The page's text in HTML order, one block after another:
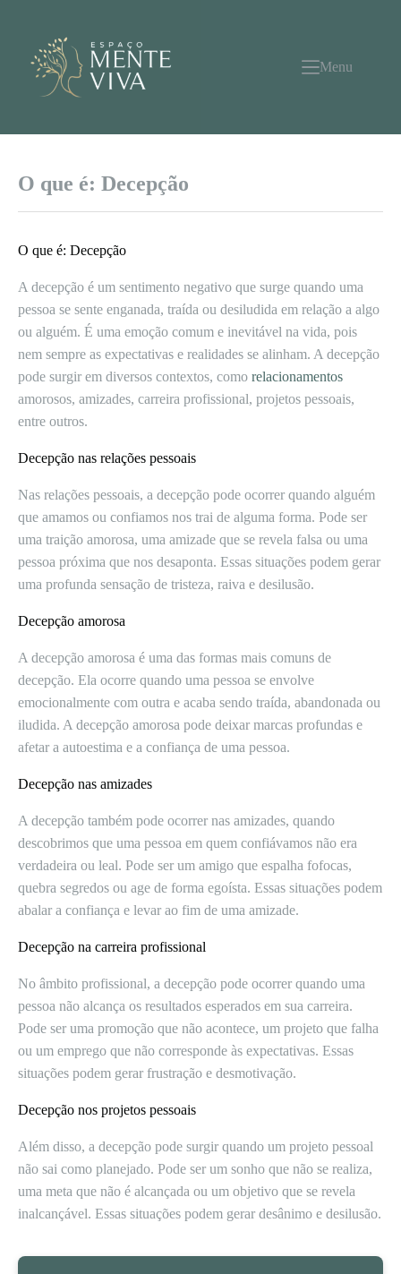
conteúdo
Menu
O que é: Decepção
O que é: Decepção
A decepção é um sentimento negativo que surge quando uma
pessoa se sente enganada, traída ou desiludida em relação a algo
ou alguém. É uma emoção comum e inevitável na vida, pois
nem sempre as expectativas e realidades se alinham. A decepção
pode surgir em diversos contextos, como relacionamentos
amorosos, amizades, carreira profissional, projetos pessoais,
entre outros.
Decepção nas relações pessoais
Nas relações pessoais, a decepção pode ocorrer quando alguém
que amamos ou confiamos nos trai de alguma forma. Pode ser
uma traição amorosa, uma amizade que se revela falsa ou uma
pessoa próxima que nos desaponta. Essas situações podem gerar
uma profunda sensação de tristeza, raiva e desilusão.
Decepção amorosa
A decepção amorosa é uma das formas mais comuns de
decepção. Ela ocorre quando uma pessoa se envolve
emocionalmente com outra e acaba sendo traída, abandonada ou
iludida. A decepção amorosa pode deixar marcas profundas e
afetar a autoestima e a confiança de uma pessoa.
Decepção nas amizades
A decepção também pode ocorrer nas amizades, quando
descobrimos que uma pessoa em quem confiávamos não era
verdadeira ou leal. Pode ser um amigo que espalha fofocas,
quebra segredos ou age de forma egoísta. Essas situações podem
abalar a confiança e levar ao fim de uma amizade.
Decepção na carreira profissional
No âmbito profissional, a decepção pode ocorrer quando uma
pessoa não alcança os resultados esperados em sua carreira.
Pode ser uma promoção que não acontece, um projeto que falha
ou um emprego que não corresponde às expectativas. Essas
situações podem gerar frustração e desmotivação.
Decepção nos projetos pessoais
Além disso, a decepção pode surgir quando um projeto pessoal
não sai como planejado. Pode ser um sonho que não se realiza,
uma meta que não é alcançada ou um objetivo que se revela
inalcançável. Essas situações podem gerar desânimo e desilusão.